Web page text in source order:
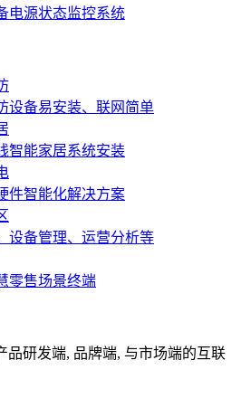
电源状态监控系统
设备易安装、联网简单
智能家居系统安装
件智能化解决方案
设备管理、运营分析等
零售场景终端
品研发端, 品牌端, 与市场端的互联